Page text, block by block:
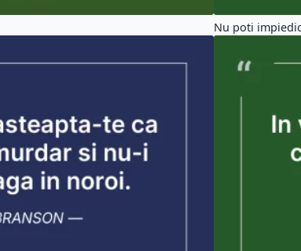
Nu poti